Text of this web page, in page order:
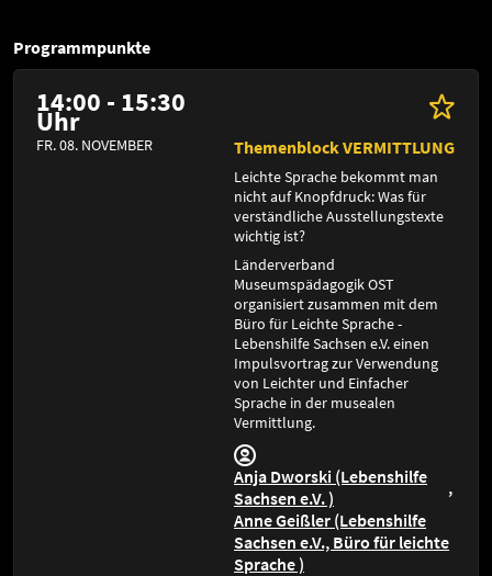
Programmpunkte
14:00 - 15:30
Uhr
FR. 08. NOVEMBER Themenblock VERMITTLUNG
Leichte Sprache bekommt man
nicht auf Knopfdruck: Was für
verständliche Ausstellungstexte
wichtig ist?
Länderverband
Museumspädagogik OST
organisiert zusammen mit dem
Büro für Leichte Sprache -
Lebenshilfe Sachsen e.V. einen
Impulsvortrag zur Verwendung
von Leichter und Einfacher
Sprache in der musealen
Vermittlung.
Anja Dworski (Lebenshilfe
Sachsen e.V. )
Anne Geißler (Lebenshilfe
Sachsen e.V., Büro für leichte
Sprache )